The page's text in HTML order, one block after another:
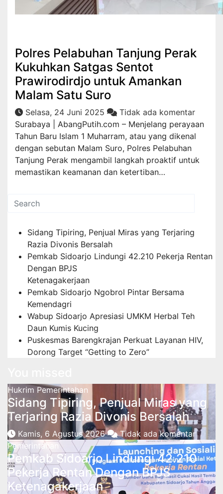
Polres Pelabuhan Tanjung Perak
Kukuhkan Satgas Sentot
Prawirodirdjo untuk Amankan
Malam Satu Suro
Selasa, 24 Juni 2025
Tidak ada komentar
Surabaya | AbangPutih.com – Menjelang perayaan
Tahun Baru Islam 1 Muharram, atau yang dikenal
dengan sebutan Malam Suro, Polres Pelabuhan
Tanjung Perak mengambil langkah proaktif untuk
memastikan keamanan dan ketertiban…
Sidang Tipiring, Penjual Miras yang Terjaring
Razia Divonis Bersalah
Pemkab Sidoarjo Lindungi 42.210 Pekerja Rentan
Dengan BPJS
Ketenagakerjaan
Pemkab Sidoarjo Ngobrol Pintar Bersama
Kemendagri
Wabup Sidoarjo Apresiasi UMKM Herbal Teh
Daun Kumis Kucing
Puskesmas Barengkrajan Perkuat Layanan HIV,
Dorong Target “Getting to Zero”
Hukrim Pemerintahan
Sidang Tipiring, Penjual Miras yang
Terjaring Razia Divonis Bersalah
Kamis, 6 Agustus 2026
Tidak ada komentar
Pemerintahan
Pemkab Sidoarjo Lindungi 42.210
Pekerja Rentan Dengan BPJS
Ketenagakerjaan